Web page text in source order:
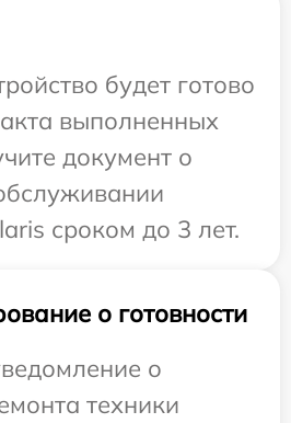
будет готово
выполненных
документ о
сроком до 3 лет.
о готовности
о
техники